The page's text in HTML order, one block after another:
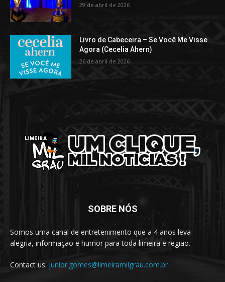
29 de abril de 2026
Livro de Cabeceira – Se Você Me Visse
Agora (Cecelia Ahern)
26 de abril de 2026
SOBRE NÓS
Somos uma canal de entretenimento que a 4 anos leva
alegria, informação e humor para toda limeira e região.
Contact us: junior.gomes@limeiramilgrau.com.br